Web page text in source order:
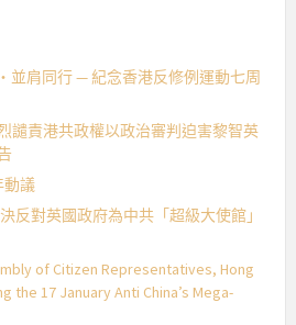
並肩同行 — 紀念香港反修例運動七周
譴責港共政權以政治審判迫害黎智英
動議
反對英國政府為中共「超級大使館」
of Citizen Representatives, Hong
the 17 January Anti China’s Mega-